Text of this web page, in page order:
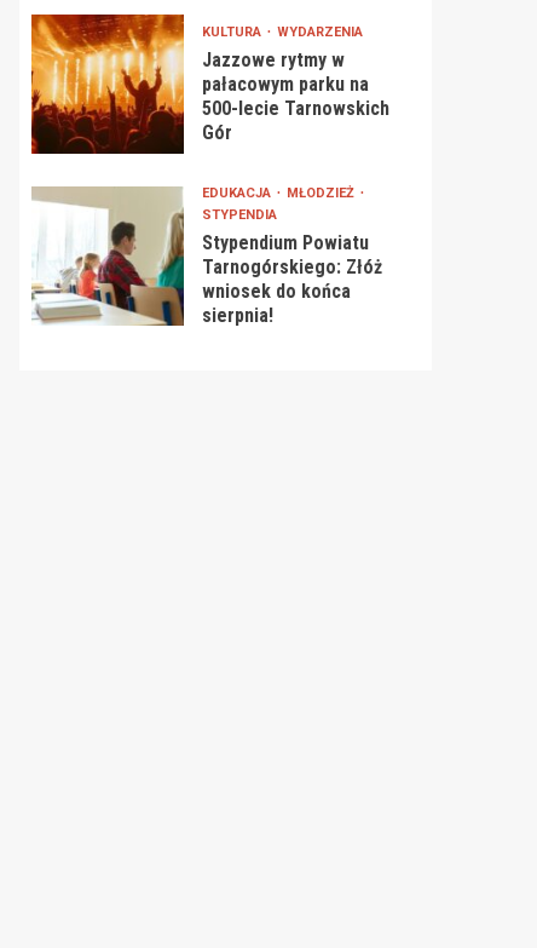
KULTURA WYDARZENIA
Jazzowe rytmy w
pałacowym parku na
500-lecie Tarnowskich
Gór
EDUKACJA
MŁODZIEŻ
STYPENDIA
Stypendium Powiatu
Tarnogórskiego: Złóż
wniosek do końca
sierpnia!